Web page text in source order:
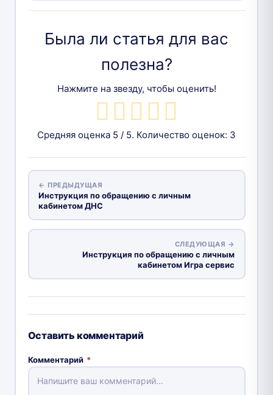
Была ли статья для вас
полезна?
Нажмите на звезду, чтобы оценить!
Средняя оценка 5 / 5. Количество оценок: 3
← ПРЕДЫДУЩАЯ
Инструкция по обращению с личным
кабинетом ДНС
СЛЕДУЮЩАЯ →
Инструкция по обращению с личным
кабинетом Игра сервис
Оставить комментарий
Комментарий *